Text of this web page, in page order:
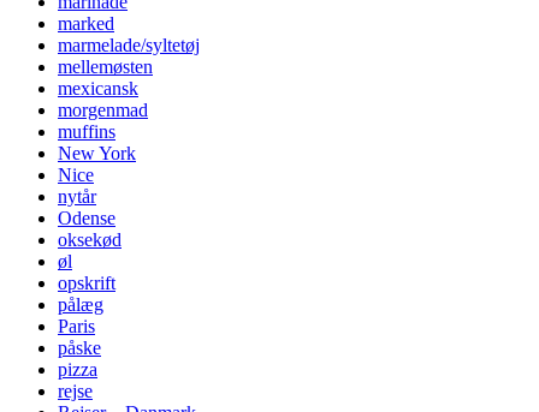
marked
marmelade/syltetøj
mellemøsten
mexicansk
morgenmad
muffins
New York
Nice
nytår
Odense
oksekød
øl
opskrift
pålæg
Paris
påske
pizza
rejse